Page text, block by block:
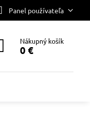
Panel používateľa
Nákupný košík
0 €